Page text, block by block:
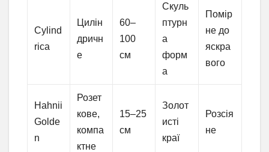
Cylind
rica
Цилін
дричн
е
60–
100
см
Скуль
птурн
а
форм
а
Помір
не до
яскра
вого
Hahnii
Golde
n
Розет
кове,
компа
ктне
15–25
см
Золот
исті
краї
Розсія
не